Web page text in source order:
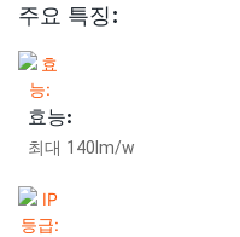
주요 특징:
효능:
최대 140lm/w